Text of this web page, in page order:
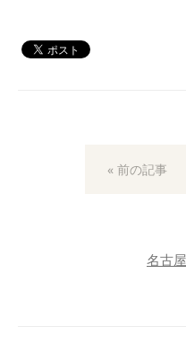
« 前の記事
名古